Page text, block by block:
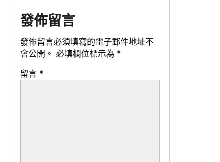
發佈留言
發佈留言必須填寫的電子郵件地址不
會公開。 必填欄位標示為 *
留言 *